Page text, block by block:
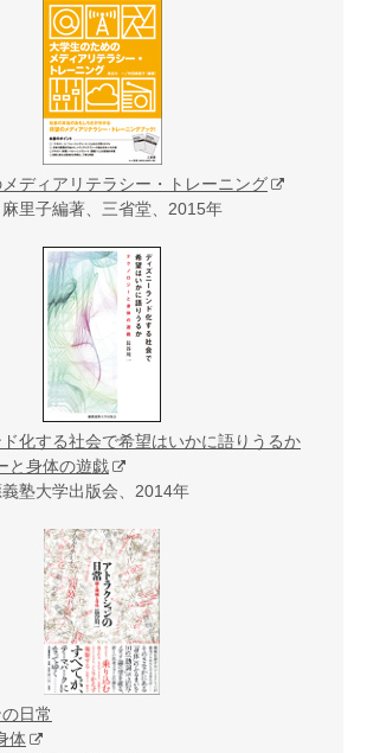
ディアリテラシー・トレーニング
里子編著、三省堂、2015年
化する社会で希望はいかに語りうるか
と身体の遊戯
塾大学出版会、2014年
日常
体